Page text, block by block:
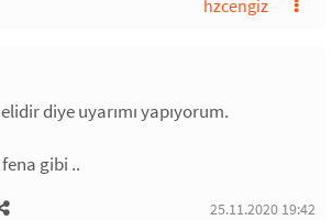
hzcengiz
diye uyarımı yapıyorum.
gibi ..
25.11.2020 19:42